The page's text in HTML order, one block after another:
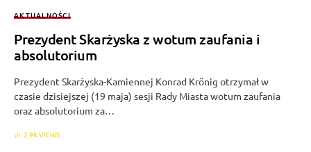
AKTUALNOŚCI
Prezydent Skarżyska z wotum zaufania i
absolutorium
Prezydent Skarżyska-Kamiennej Konrad Krönig otrzymał w
czasie dzisiejszej (19 maja) sesji Rady Miasta wotum zaufania
oraz absolutorium za…
2,9K VIEWS